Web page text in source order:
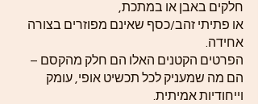
חלקים באבן או במתכת,
או פתיתי זהב/כסף שאינם מפוזרים בצורה
אחידה.
הפרטים הקטנים האלו הם חלק מהקסם –
הם מה שמעניק לכל תכשיט אופי, עומק
וייחודיות אמיתית.